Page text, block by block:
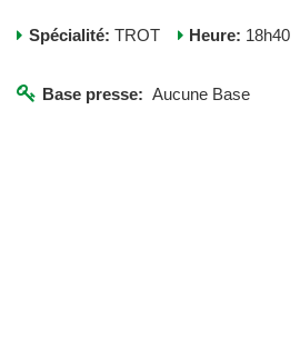
Spécialité: TROT Heure: 18h40
Base presse: Aucune Base